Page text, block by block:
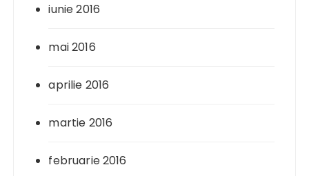
iunie 2016
mai 2016
aprilie 2016
martie 2016
februarie 2016